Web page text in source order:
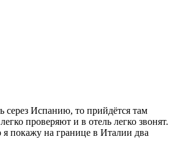
серез Испанию, то прийдётся там
проверяют и в отель легко звонят.
я покажу на границе в Италии два